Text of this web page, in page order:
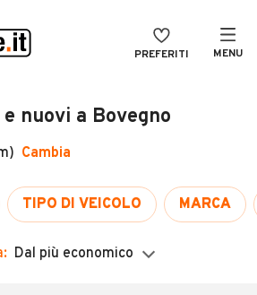
PREFERITI MENU
termine
nuovi a Bovegno
Cambia
TIPO DI VEICOLO MARCA
Dal più economico